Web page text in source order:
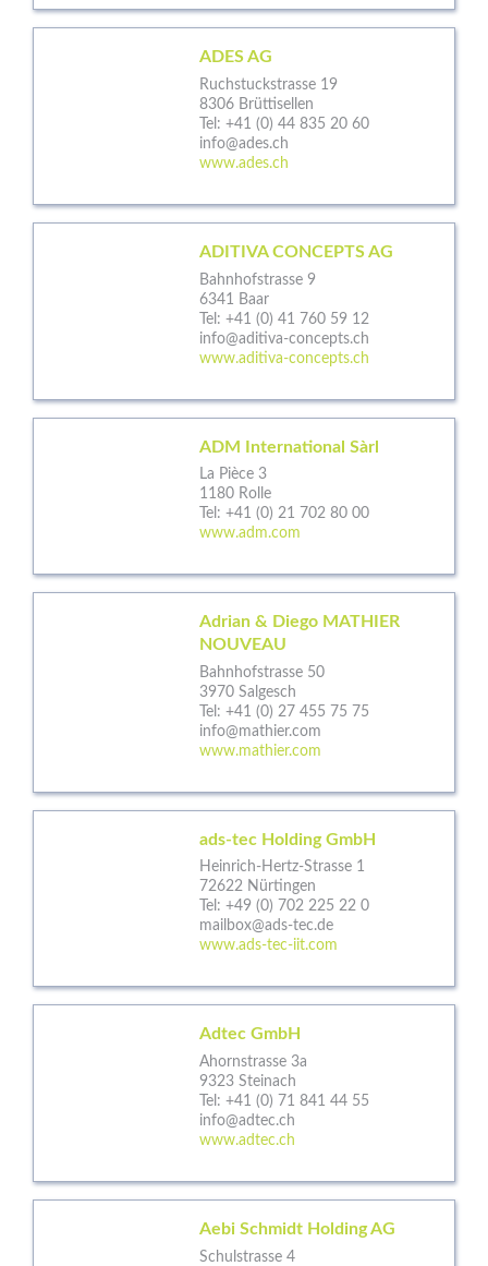
ADES AG
Ruchstuckstrasse 19
8306 Brüttisellen
Tel: +41 (0) 44 835 20 60
info@ades.ch
www.ades.ch
ADITIVA CONCEPTS AG
Bahnhofstrasse 9
6341 Baar
Tel: +41 (0) 41 760 59 12
info@aditiva-concepts.ch
www.aditiva-concepts.ch
ADM International Sàrl
La Pièce 3
1180 Rolle
Tel: +41 (0) 21 702 80 00
www.adm.com
Adrian & Diego MATHIER
NOUVEAU
Bahnhofstrasse 50
3970 Salgesch
Tel: +41 (0) 27 455 75 75
info@mathier.com
www.mathier.com
ads-tec Holding GmbH
Heinrich-Hertz-Strasse 1
72622 Nürtingen
Tel: +49 (0) 702 225 22 0
mailbox@ads-tec.de
www.ads-tec-iit.com
Adtec GmbH
Ahornstrasse 3a
9323 Steinach
Tel: +41 (0) 71 841 44 55
info@adtec.ch
www.adtec.ch
Aebi Schmidt Holding AG
Schulstrasse 4